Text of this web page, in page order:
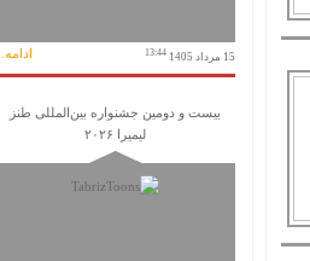
15 مرداد 1405 13:44 ادامه...
بیست و دومین جشنواره بین‌المللی طنز
لیمیرا ۲۰۲۶